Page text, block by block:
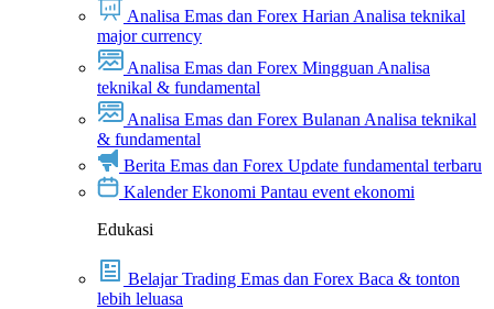
Analisa Emas dan Forex Harian Analisa teknikal
major currency
Analisa Emas dan Forex Mingguan Analisa
teknikal & fundamental
Analisa Emas dan Forex Bulanan Analisa teknikal
& fundamental
Berita Emas dan Forex Update fundamental terbaru
Kalender Ekonomi Pantau event ekonomi
Edukasi
Belajar Trading Emas dan Forex Baca & tonton
lebih leluasa